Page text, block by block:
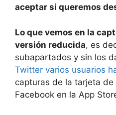
aceptar si queremos
Lo que vemos en la
versión reducida, es
subapartados y sin los
Twitter varios usuarios
capturas de la tarjeta
Facebook en la App